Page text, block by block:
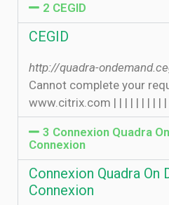
2 CEGID
CEGID
http://quadra-
Cannot complete your
www.citrix.com | | | | | | | | | |
3 Connexion Quadra
Connexion
Connexion Quadra On
Connexion